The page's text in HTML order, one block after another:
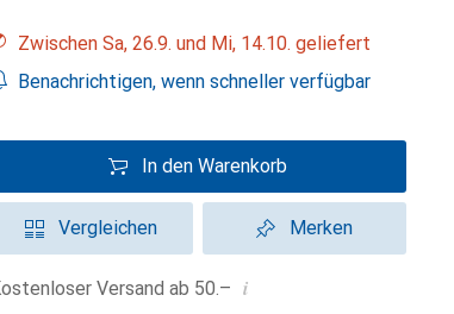
Zwischen Sa, 26.9. und Mi, 14.10. geliefert
Benachrichtigen, wenn schneller verfügbar
In den Warenkorb
Vergleichen Merken
Kostenloser Versand ab 50.– i